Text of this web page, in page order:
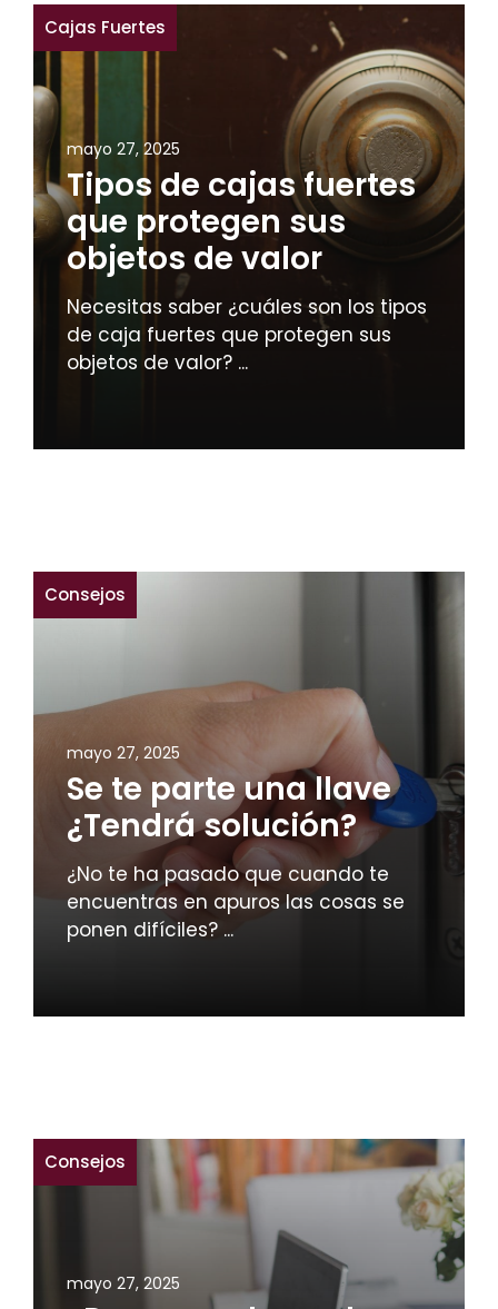
Cajas Fuertes
mayo 27, 2025
Tipos de cajas fuertes
que protegen sus
objetos de valor
Necesitas saber ¿cuáles son los tipos
de caja fuertes que protegen sus
objetos de valor? ...
Consejos
mayo 27, 2025
Se te parte una llave
¿Tendrá solución?
¿No te ha pasado que cuando te
encuentras en apuros las cosas se
ponen difíciles? ...
Consejos
mayo 27, 2025